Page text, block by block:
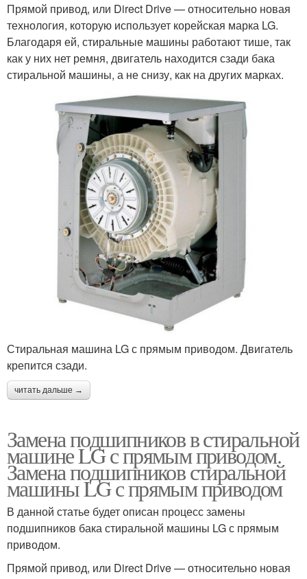
Прямой привод, или Direct Drive — относительно новая
технология, которую использует корейская марка LG.
Благодаря ей, стиральные машины работают тише, так
как у них нет ремня, двигатель находится сзади бака
стиральной машины, а не снизу, как на других марках.
Стиральная машина LG с прямым приводом. Двигатель
крепится сзади.
читать дальше →
Замена подшипников в стиральной
машине LG с прямым приводом.
Замена подшипников стиральной
машины LG с прямым приводом
В данной статье будет описан процесс замены
подшипников бака стиральной машины LG с прямым
приводом.
Прямой привод, или Direct Drive — относительно новая